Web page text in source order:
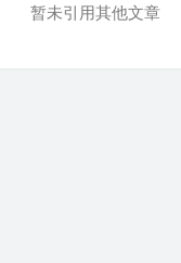
暂未引用其他文章